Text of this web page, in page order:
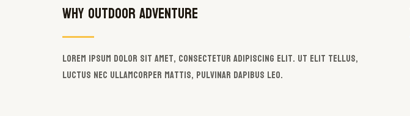
Why Outdoor Adventure
Lorem ipsum dolor sit amet, consectetur adipiscing elit. Ut elit tellus,
luctus nec ullamcorper mattis, pulvinar dapibus leo.